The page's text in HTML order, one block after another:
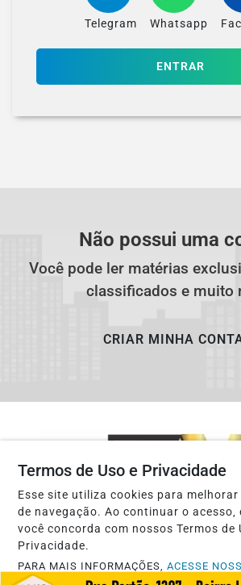
Telegram Whatsapp
ENTRAR
Não possui uma
Você pode ler matérias
classificados e muito
CRIAR MINHA
INÍCIO | SOBRE | PAINEL
Termos de Uso e Privacidade
Esse site utiliza cookies para melhorar
de navegação. Ao continuar o acesso,
você concorda com nossos Termos de
Privacidade.
PARA MAIS INFORMAÇÕES,ACESSE
CLICANDO AQUI